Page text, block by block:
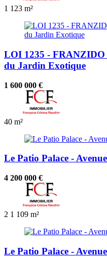
1 123 m²
LOI 1235 -
du Jardin Exotique
1 600 000 €
40 m²
Le Patio Palace -
4 200 000 €
2 1 109 m²
Le Patio Palace -